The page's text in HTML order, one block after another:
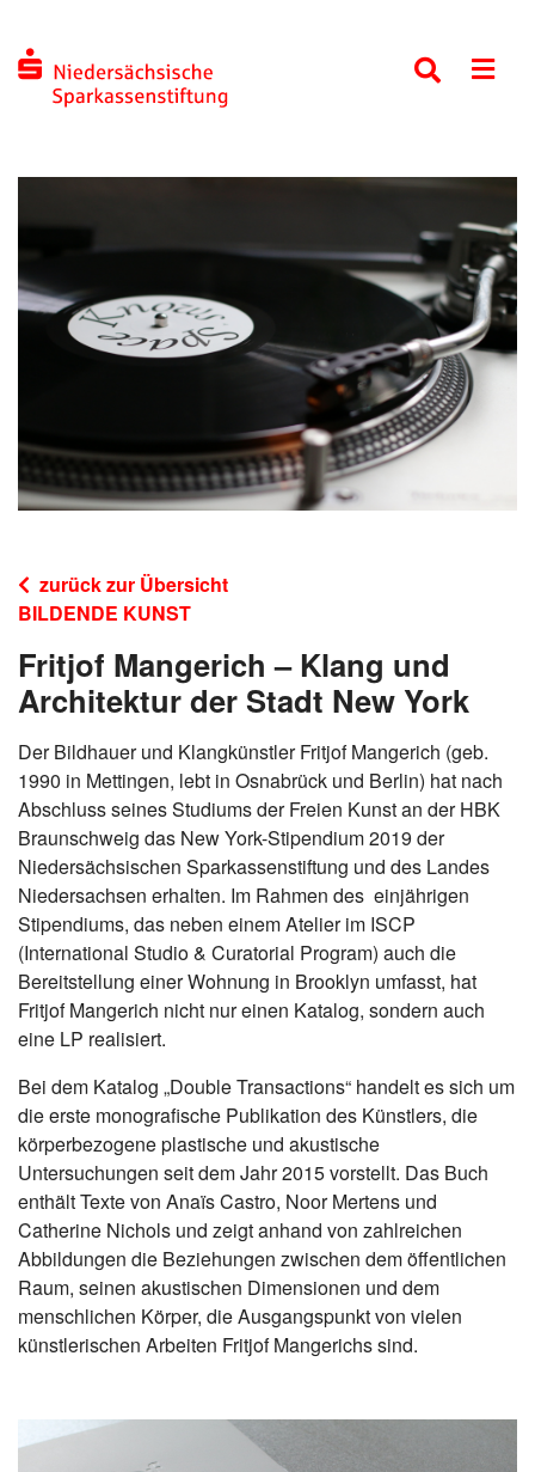
zurück zur Übersicht
BILDENDE KUNST
Fritjof Mangerich – Klang und
Architektur der Stadt New York
Der Bildhauer und Klangkünstler Fritjof Mangerich (geb.
1990 in Mettingen, lebt in Osnabrück und Berlin) hat nach
Abschluss seines Studiums der Freien Kunst an der HBK
Braunschweig das New York-Stipendium 2019 der
Niedersächsischen Sparkassenstiftung und des Landes
Niedersachsen erhalten. Im Rahmen des einjährigen
Stipendiums, das neben einem Atelier im ISCP
(International Studio & Curatorial Program) auch die
Bereitstellung einer Wohnung in Brooklyn umfasst, hat
Fritjof Mangerich nicht nur einen Katalog, sondern auch
eine LP realisiert.
Bei dem Katalog „Double Transactions“ handelt es sich um
die erste monografische Publikation des Künstlers, die
körperbezogene plastische und akustische
Untersuchungen seit dem Jahr 2015 vorstellt. Das Buch
enthält Texte von Anaïs Castro, Noor Mertens und
Catherine Nichols und zeigt anhand von zahlreichen
Abbildungen die Beziehungen zwischen dem öffentlichen
Raum, seinen akustischen Dimensionen und dem
menschlichen Körper, die Ausgangspunkt von vielen
künstlerischen Arbeiten Fritjof Mangerichs sind.